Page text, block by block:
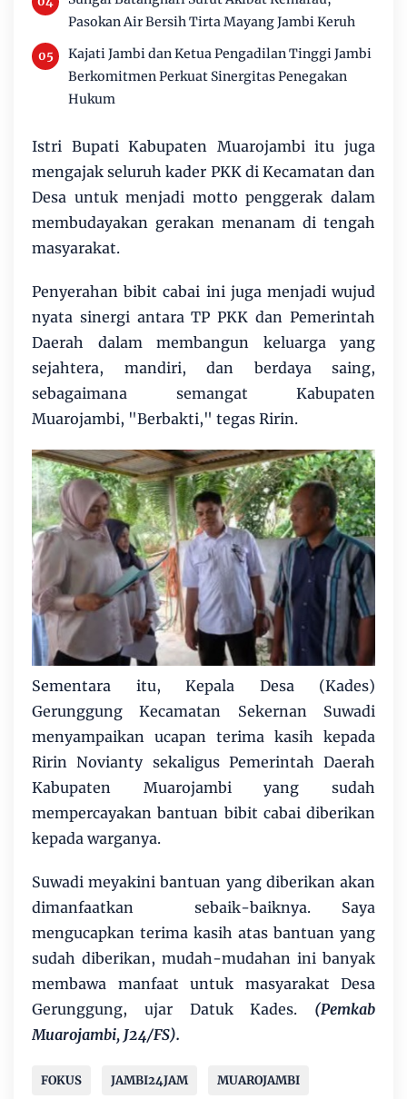
Pasokan Air Bersih Tirta Mayang Jambi Keruh
Kajati Jambi dan Ketua Pengadilan Tinggi Jambi
Berkomitmen Perkuat Sinergitas Penegakan
Hukum
Istri Bupati Kabupaten Muarojambi itu juga
mengajak seluruh kader PKK di Kecamatan dan
Desa untuk menjadi motto penggerak dalam
membudayakan gerakan menanam di tengah
masyarakat.
Penyerahan bibit cabai ini juga menjadi wujud
nyata sinergi antara TP PKK dan Pemerintah
Daerah dalam membangun keluarga yang
sejahtera, mandiri, dan berdaya saing,
sebagaimana semangat Kabupaten
Muarojambi, "Berbakti," tegas Ririn.
Sementara itu, Kepala Desa (Kades)
Gerunggung Kecamatan Sekernan Suwadi
menyampaikan ucapan terima kasih kepada
Ririn Novianty sekaligus Pemerintah Daerah
Kabupaten Muarojambi yang sudah
mempercayakan bantuan bibit cabai diberikan
kepada warganya.
Suwadi meyakini bantuan yang diberikan akan
dimanfaatkan sebaik-baiknya. Saya
mengucapkan terima kasih atas bantuan yang
sudah diberikan, mudah-mudahan ini banyak
membawa manfaat untuk masyarakat Desa
Gerunggung, ujar Datuk Kades. (Pemkab
Muarojambi, J24/FS).
FOKUS JAMBI24JAM MUAROJAMBI